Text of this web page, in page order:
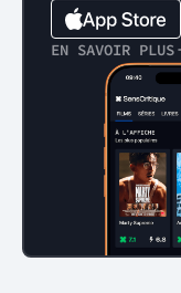
EN SAVOIR PLUS